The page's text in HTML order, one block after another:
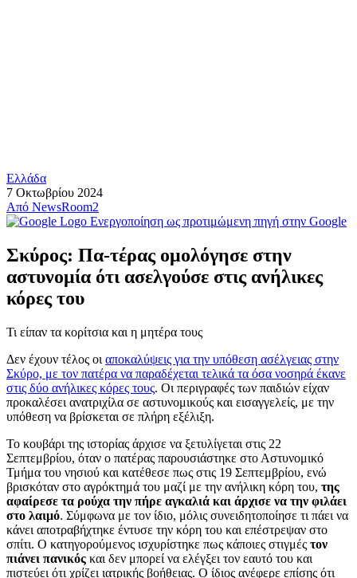
Ελλάδα
7 Οκτωβρίου 2024
Από NewsRoom2
Ενεργοποίηση ως προτιμώμενη πηγή στην Google
Σκύρος: Πα-τέρας ομολόγησε στην
αστυνομία ότι ασελγούσε στις ανήλικες
κόρες του
Τι είπαν τα κορίτσια και η μητέρα τους
Δεν έχουν τέλος οι αποκαλύψεις για την υπόθεση ασέλγειας στην
Σκύρο, με τον πατέρα να παραδέχεται τελικά τα όσα νοσηρά έκανε
στις δύο ανήλικες κόρες τους. Οι περιγραφές των παιδιών είχαν
προκαλέσει ανατριχίλα σε αστυνομικούς και εισαγγελείς, με την
υπόθεση να βρίσκεται σε πλήρη εξέλιξη.
Το κουβάρι της ιστορίας άρχισε να ξετυλίγεται στις 22
Σεπτεμβρίου, όταν ο πατέρας παρουσιάστηκε στο Αστυνομικό
Τμήμα του νησιού και κατέθεσε πως στις 19 Σεπτεμβρίου, ενώ
βρισκόταν στο αγρόκτημά του μαζί με την ανήλικη κόρη του, της
αφαίρεσε τα ρούχα την πήρε αγκαλιά και άρχισε να την φιλάει
στο λαιμό. Σύμφωνα με τον ίδιο, μόλις συνειδητοποίησε τι πάει να
κάνει αποτραβήχτηκε έντυσε την κόρη του και επέστρεψαν στο
σπίτι. Ο κατηγορούμενος ισχυρίστηκε πως κάποιες στιγμές τον
πιάνει πανικός και δεν μπορεί να ελέγξει τον εαυτό του και
πιστεύει ότι χρίζει ιατρικής βοήθειας. Ο ίδιος ανέφερε επίσης ότι